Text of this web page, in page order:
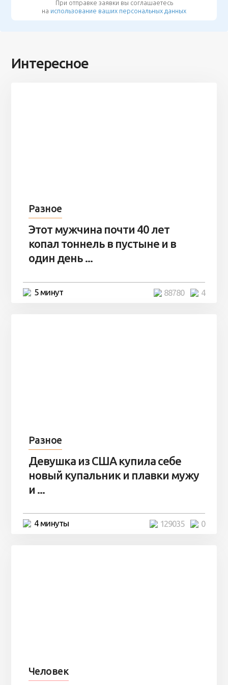
При отправке заявки вы соглашаетесь
на использование ваших персональных данных
Интересное
Разное
Этот мужчина почти 40 лет
копал тоннель в пустыне и в
один день ...
5 минут 4
88780
Разное
Девушка из США купила себе
новый купальник и плавки мужу
и ...
4 минуты 0
129035
Человек